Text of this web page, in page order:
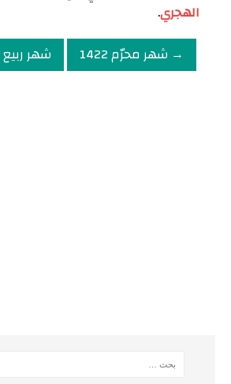
الهجري.
→ شهر محرّم 1422
شهر ربيع